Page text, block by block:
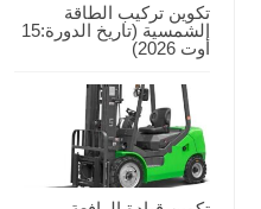
تكوين تركيب الطاقة
الشمسية (تاريخ الدورة:15
أوت 2026)